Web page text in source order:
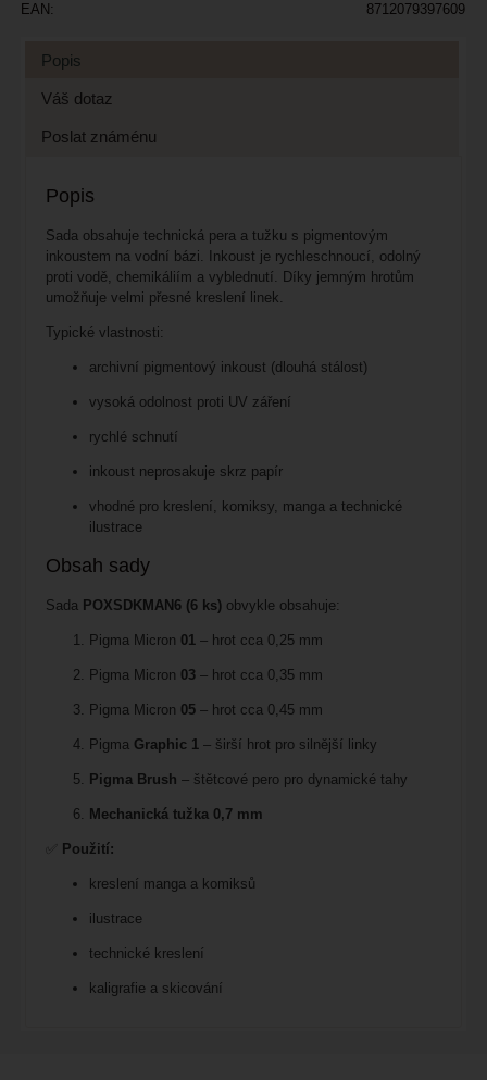
EAN:
8712079397609
Popis
Váš dotaz
Poslat známénu
Popis
Sada obsahuje technická pera a tužku s pigmentovým
inkoustem na vodní bázi. Inkoust je rychleschnoucí, odolný
proti vodě, chemikáliím a vyblednutí. Díky jemným hrotům
umožňuje velmi přesné kreslení linek.
Typické vlastnosti:
archivní pigmentový inkoust (dlouhá stálost)
vysoká odolnost proti UV záření
rychlé schnutí
inkoust neprosakuje skrz papír
vhodné pro kreslení, komiksy, manga a technické
ilustrace
Obsah sady
Sada POXSDKMAN6 (6 ks)obvykle obsahuje:
Pigma Micron 01– hrot cca 0,25 mm
Pigma Micron 03– hrot cca 0,35 mm
Pigma Micron 05– hrot cca 0,45 mm
Pigma Graphic 1– širší hrot pro silnější linky
Pigma Brush – štětcové pero pro dynamické tahy
Mechanická tužka 0,7 mm
Použití:
kreslení manga a komiksů
ilustrace
technické kreslení
kaligrafie a skicování